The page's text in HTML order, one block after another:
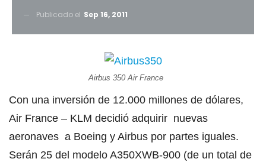
Publicado el Sep 16, 2011
Airbus 350 Air France
Con una inversión de 12.000 millones de dólares,
Air France – KLM decidió adquirir nuevas
aeronaves a Boeing y Airbus por partes iguales.
Serán 25 del modelo A350XWB-900 (de un total de